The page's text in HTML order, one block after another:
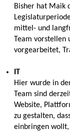
Bisher hat Maik
mittel- und
Team vorstellen
vorgearbeitet,
IT
Hier wurde in
Team sind
Website,
zu gestalten,
einbringen